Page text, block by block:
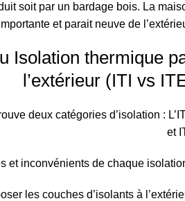
soit par un bardage bois. La
et parait neuve de
Isolation thermique
l’extérieur (ITI vs
deux catégories d’isolation :
et
et inconvénients de chaque
les couches d’isolants à